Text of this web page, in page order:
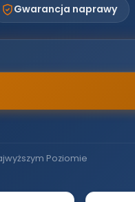
Gwarancja naprawy
Poziomie